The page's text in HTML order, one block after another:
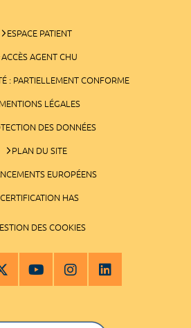
ESPACE PATIENT
ACCÈS AGENT CHU
: PARTIELLEMENT CONFORME
MENTIONS LÉGALES
DES DONNÉES
PLAN DU SITE
EUROPÉENS
CERTIFICATION HAS
DES COOKIES